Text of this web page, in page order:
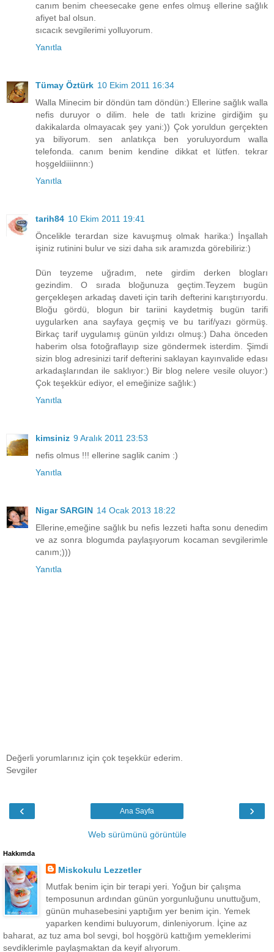
canım benim cheesecake gene enfes olmuş ellerine sağlık
afiyet bal olsun.
sıcacık sevgilerimi yolluyorum.
Yanıtla
Tümay Öztürk 10 Ekim 2011 16:34
Walla Minecim bir döndün tam döndün:) Ellerine sağlık walla
nefis duruyor o dilim. hele de tatlı krizine girdiğim şu
dakikalarda olmayacak şey yani:)) Çok yoruldun gerçekten
ya biliyorum. sen anlatıkça ben yoruluyordum walla
telefonda. canım benim kendine dikkat et lütfen. tekrar
hoşgeldiiiinnn:)
Yanıtla
tarih84 10 Ekim 2011 19:41
Öncelikle terardan size kavuşmuş olmak harika:) İnşallah
işiniz rutinini bulur ve sizi daha sık aramızda görebiliriz:)
Dün teyzeme uğradım, nete girdim derken blogları
gezindim. O sırada bloğunuza geçtim.Teyzem bugün
gerçekleşen arkadaş daveti için tarih defterini karıştırıyordu.
Bloğu gördü, blogun bir tariini kaydetmiş bugün tarifi
uygularken ana sayfaya geçmiş ve bu tarif/yazı görmüş.
Birkaç tarif uygulamış günün yıldızı olmuş:) Daha önceden
haberim olsa fotoğraflayıp size göndermek isterdim. Şimdi
sizin blog adresinizi tarif defterini saklayan kayınvalide edası
arkadaşlarından ile saklıyor:) Bir blog nelere vesile oluyor:)
Çok teşekkür ediyor, el emeğinize sağlık:)
Yanıtla
kimsiniz 9 Aralık 2011 23:53
nefis olmus !!! ellerine saglik canim :)
Yanıtla
Nigar SARGIN 14 Ocak 2013 18:22
Ellerine,emeğine sağlık bu nefis lezzeti hafta sonu denedim
ve az sonra blogumda paylaşıyorum kocaman sevgilerimle
canım;)))
Yanıtla
Değerli yorumlarınız için çok teşekkür ederim.
Sevgiler
‹ ›
Ana Sayfa
Web sürümünü görüntüle
Hakkımda
Miskokulu Lezzetler
Mutfak benim için bir terapi yeri. Yoğun bir çalışma
temposunun ardından günün yorgunluğunu unuttuğum,
günün muhasebesini yaptığım yer benim için. Yemek
yaparken kendimi buluyorum, dinleniyorum. İçine az
baharat, az tuz ama bol sevgi, bol hoşgörü kattığım yemeklerimi
sevdiklerimle paylaşmaktan da keyif alıyorum.